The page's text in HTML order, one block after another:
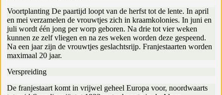
Voortplanting De paartijd loopt van de herfst tot de lente. In april
en mei verzamelen de vrouwtjes zich in kraamkolonies. In juni en
juli wordt één jong per worp geboren. Na drie tot vier weken
kunnen ze zelf vliegen en na zes weken worden deze gespeend.
Na een jaar zijn de vrouwtjes geslachtsrijp. Franjestaarten worden
maximaal 20 jaar.
Verspreiding
De franjestaart komt in vrijwel geheel Europa voor, noordwaarts